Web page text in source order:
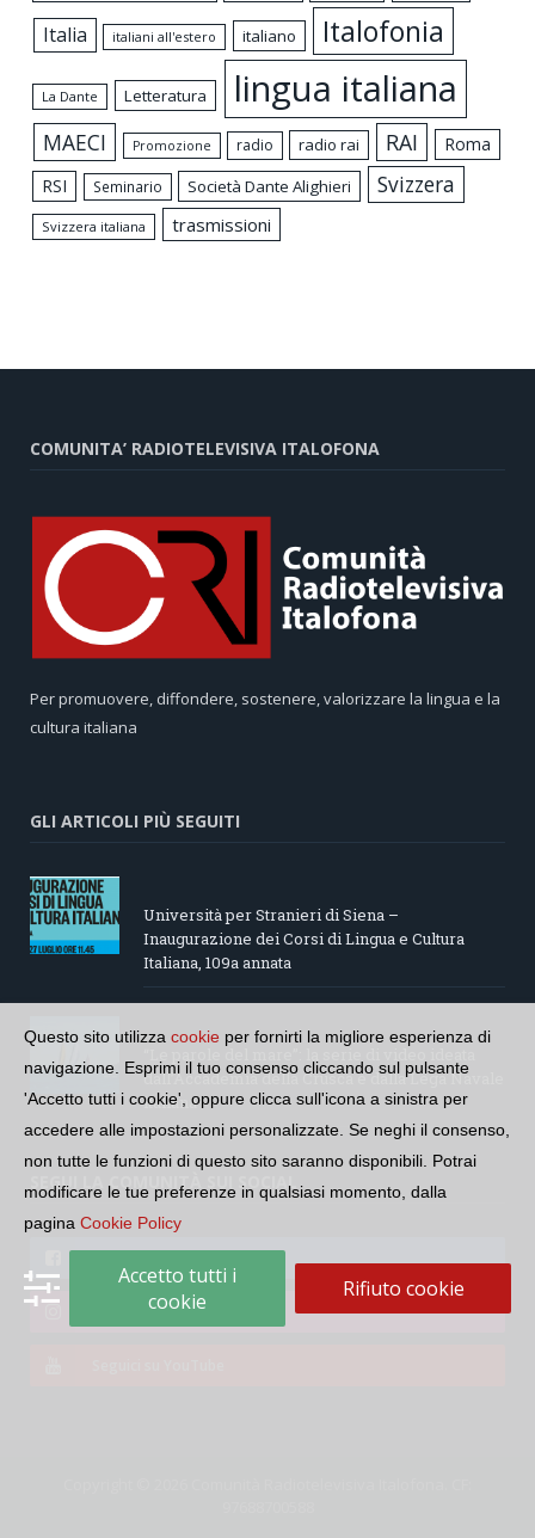
Italia italiani all'estero italiano Italofonia
La Dante Letteratura lingua italiana
MAECI Promozione radio radio rai RAI
Roma
RSI
Seminario Società Dante Alighieri Svizzera
Svizzera italiana trasmissioni
COMUNITA’ RADIOTELEVISIVA ITALOFONA
Per promuovere, diffondere, sostenere, valorizzare la lingua e la
cultura italiana
GLI ARTICOLI PIÙ SEGUITI
Università per Stranieri di Siena –
Inaugurazione dei Corsi di Lingua e Cultura
Italiana, 109a annata
dall’Accademia della Crusca e dalla Lega Navale
italiana
SEGUI LA COMUNITÀ SUI SOCIAL
Seguici su Instagram
Questo sito utilizza cookie per fornirti la migliore esperienza di
navigazione. Esprimi il tuo consenso cliccando sul pulsante
'Accetto tutti i cookie', oppure clicca sull'icona a sinistra per
accedere alle impostazioni personalizzate. Se neghi il consenso,
non tutte le funzioni di questo sito saranno disponibili. Potrai
modificare le tue preferenze in qualsiasi momento, dalla
pagina Cookie Policy
Accetto tutti i
cookie
Rifiuto cookie